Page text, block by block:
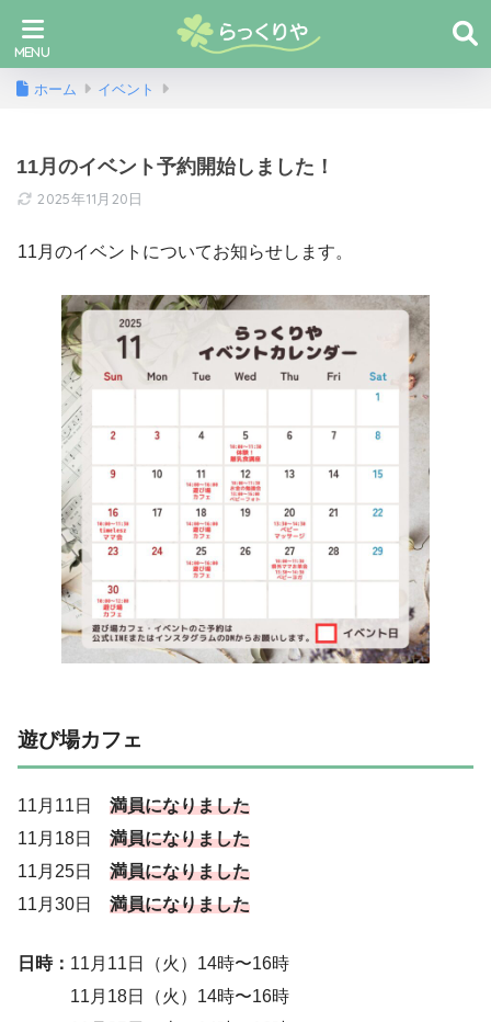
ホーム イベント
11月のイベント予約開始しました！
2025年11月20日
11月のイベントについてお知らせします。
遊び場カフェ
11月11日 満員になりました
11月18日 満員になりました
11月25日 満員になりました
11月30日 満員になりました
日時： 11月11日（火）14時〜16時
11月18日（火）14時〜16時